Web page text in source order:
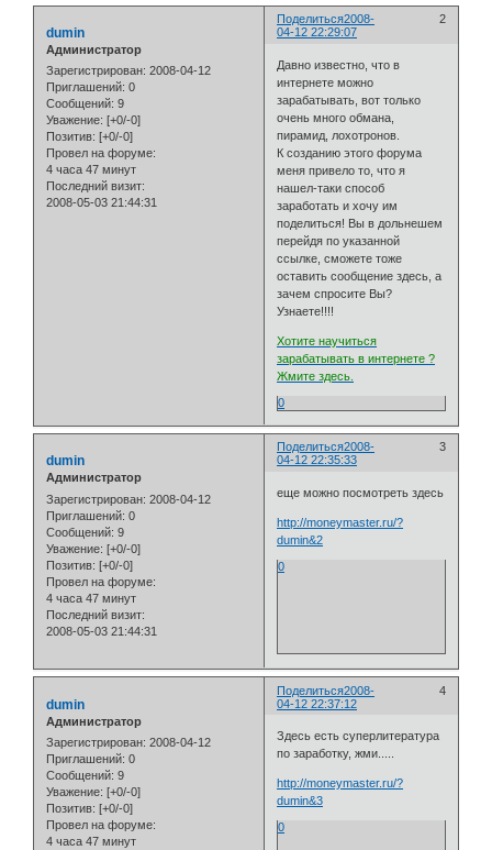
Поделиться 2
2008-
04-12 22:29:07
dumin
Администратор
Зарегистрирован: 2008-04-12
Приглашений: 0
Сообщений: 9
Уважение: [+0/-0]
Позитив: [+0/-0]
Провел на форуме:
4 часа 47 минут
Последний визит:
2008-05-03 21:44:31
Давно известно, что в
интернете можно
зарабатывать, вот только
очень много обмана,
пирамид, лохотронов.
К созданию этого форума
меня привело то, что я
нашел-таки способ
заработать и хочу им
поделиться! Вы в дольнешем
перейдя по указанной
ссылке, сможете тоже
оставить сообщение здесь, а
зачем спросите Вы?
Узнаете!!!!
Хотите научиться
зарабатывать в интернете ?
Жмите здесь.
0
Поделиться 3
2008-
04-12 22:35:33
dumin
Администратор
Зарегистрирован: 2008-04-12
Приглашений: 0
Сообщений: 9
Уважение: [+0/-0]
Позитив: [+0/-0]
Провел на форуме:
4 часа 47 минут
Последний визит:
2008-05-03 21:44:31
еще можно посмотреть здесь
http://moneymaster.ru/?
dumin&2
0
Поделиться 4
2008-
04-12 22:37:12
dumin
Администратор
Зарегистрирован: 2008-04-12
Приглашений: 0
Сообщений: 9
Уважение: [+0/-0]
Позитив: [+0/-0]
Провел на форуме:
4 часа 47 минут
Здесь есть суперлитература
по заработку, жми.....
http://moneymaster.ru/?
dumin&3
0